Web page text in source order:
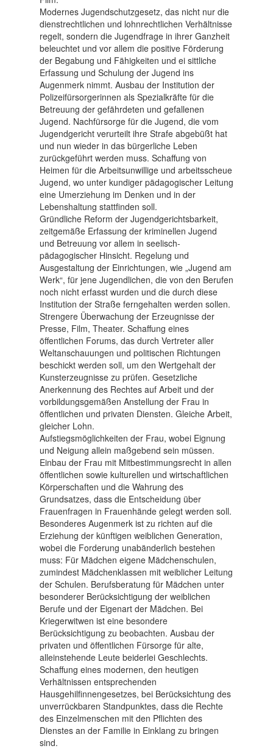
Modernes Jugendschutzgesetz, das nicht nur die
dienstrechtlichen und lohnrechtlichen Verhältnisse
regelt, sondern die Jugendfrage in ihrer Ganzheit
beleuchtet und vor allem die positive Förderung
der Begabung und Fähigkeiten und ei sittliche
Erfassung und Schulung der Jugend ins
Augenmerk nimmt. Ausbau der Institution der
Polizeifürsorgerinnen als Spezialkräfte für die
Betreuung der gefährdeten und gefallenen
Jugend. Nachfürsorge für die Jugend, die vom
Jugendgericht verurteilt ihre Strafe abgebüßt hat
und nun wieder in das bürgerliche Leben
zurückgeführt werden muss. Schaffung von
Heimen für die Arbeitsunwillige und arbeitsscheue
Jugend, wo unter kundiger pädagogischer Leitung
eine Umerziehung im Denken und in der
Lebenshaltung stattfinden soll.
Gründliche Reform der Jugendgerichtsbarkeit,
zeitgemäße Erfassung der kriminellen Jugend
und Betreuung vor allem in seelisch-
pädagogischer Hinsicht. Regelung und
Ausgestaltung der Einrichtungen, wie „Jugend am
Werk“, für jene Jugendlichen, die von den Berufen
noch nicht erfasst wurden und die durch diese
Institution der Straße ferngehalten werden sollen.
Strengere Überwachung der Erzeugnisse der
Presse, Film, Theater. Schaffung eines
öffentlichen Forums, das durch Vertreter aller
Weltanschauungen und politischen Richtungen
beschickt werden soll, um den Wertgehalt der
Kunsterzeugnisse zu prüfen. Gesetzliche
Anerkennung des Rechtes auf Arbeit und der
vorbildungsgemäßen Anstellung der Frau in
öffentlichen und privaten Diensten. Gleiche Arbeit,
gleicher Lohn.
Aufstiegsmöglichkeiten der Frau, wobei Eignung
und Neigung allein maßgebend sein müssen.
Einbau der Frau mit Mitbestimmungsrecht in allen
öffentlichen sowie kulturellen und wirtschaftlichen
Körperschaften und die Wahrung des
Grundsatzes, dass die Entscheidung über
Frauenfragen in Frauenhände gelegt werden soll.
Besonderes Augenmerk ist zu richten auf die
Erziehung der künftigen weiblichen Generation,
wobei die Forderung unabänderlich bestehen
muss: Für Mädchen eigene Mädchenschulen,
zumindest Mädchenklassen mit weiblicher Leitung
der Schulen. Berufsberatung für Mädchen unter
besonderer Berücksichtigung der weiblichen
Berufe und der Eigenart der Mädchen. Bei
Kriegerwitwen ist eine besondere
Berücksichtigung zu beobachten. Ausbau der
privaten und öffentlichen Fürsorge für alte,
alleinstehende Leute beiderlei Geschlechts.
Schaffung eines modernen, den heutigen
Verhältnissen entsprechenden
Hausgehilfinnengesetzes, bei Berücksichtung des
unverrückbaren Standpunktes, dass die Rechte
des Einzelmenschen mit den Pflichten des
Dienstes an der Familie in Einklang zu bringen
sind.